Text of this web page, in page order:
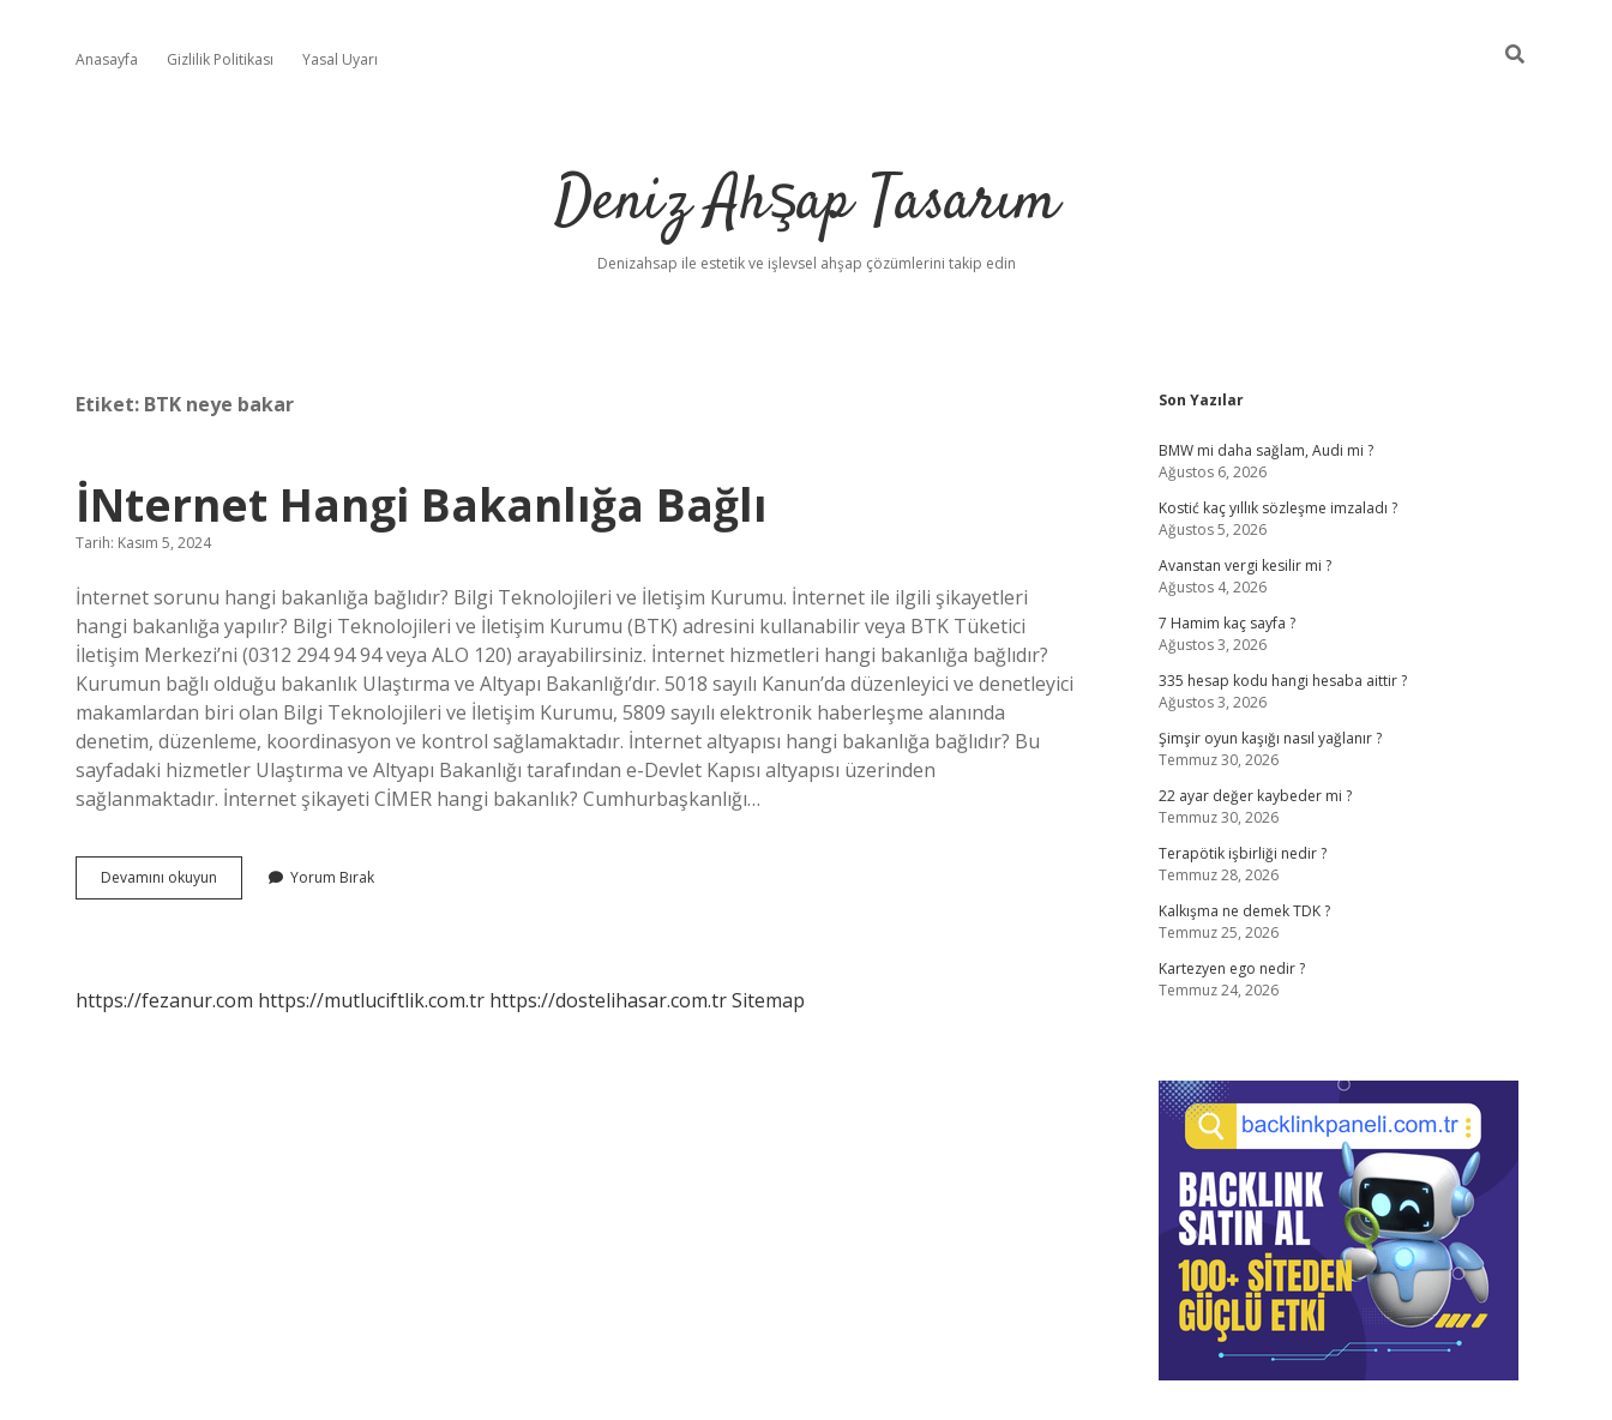
Anasayfa Gizlilik Politikası Yasal Uyarı
Deniz Ahşap Tasarım
Denizahsap ile estetik ve işlevsel ahşap çözümlerini takip edin
Etiket: BTK neye bakar
İNternet Hangi Bakanlığa Bağlı
Tarih: Kasım 5, 2024
İnternet sorunu hangi bakanlığa bağlıdır? Bilgi Teknolojileri ve İletişim Kurumu. İnternet ile ilgili şikayetleri
hangi bakanlığa yapılır? Bilgi Teknolojileri ve İletişim Kurumu (BTK) adresini kullanabilir veya BTK Tüketici
İletişim Merkezi’ni (0312 294 94 94 veya ALO 120) arayabilirsiniz. İnternet hizmetleri hangi bakanlığa bağlıdır?
Kurumun bağlı olduğu bakanlık Ulaştırma ve Altyapı Bakanlığı’dır. 5018 sayılı Kanun’da düzenleyici ve denetleyici
makamlardan biri olan Bilgi Teknolojileri ve İletişim Kurumu, 5809 sayılı elektronik haberleşme alanında
denetim, düzenleme, koordinasyon ve kontrol sağlamaktadır. İnternet altyapısı hangi bakanlığa bağlıdır? Bu
sayfadaki hizmetler Ulaştırma ve Altyapı Bakanlığı tarafından e-Devlet Kapısı altyapısı üzerinden
sağlanmaktadır. İnternet şikayeti CİMER hangi bakanlık? Cumhurbaşkanlığı…
Devamını okuyun İNternet
Hangi
Yorum Bırak
https://fezanur.com https://mutluciftlik.com.tr https://dostelihasar.com.trSitemap
Sidebar
Son Yazılar
BMW mi daha sağlam, Audi mi ?
Ağustos 6, 2026
Kostić kaç yıllık sözleşme imzaladı ?
Ağustos 5, 2026
Avanstan vergi kesilir mi ?
Ağustos 4, 2026
7 Hamim kaç sayfa ?
Ağustos 3, 2026
335 hesap kodu hangi hesaba aittir ?
Ağustos 3, 2026
Şimşir oyun kaşığı nasıl yağlanır ?
Temmuz 30, 2026
22 ayar değer kaybeder mi ?
Temmuz 30, 2026
Terapötik işbirliği nedir ?
Temmuz 28, 2026
Kalkışma ne demek TDK ?
Temmuz 25, 2026
Kartezyen ego nedir ?
Temmuz 24, 2026